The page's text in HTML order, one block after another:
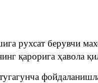
рухсат берувчи
қарорига ҳавола